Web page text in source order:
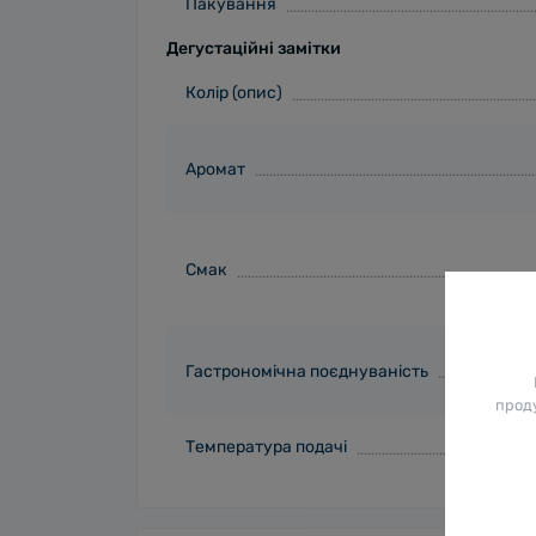
Пакування
Дегустаційні замітки
Колір (опис)
Аромат
Смак
Гастрономічна поєднуваність
Температура подачі